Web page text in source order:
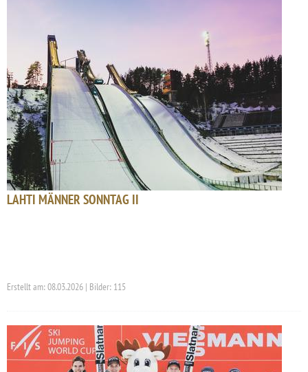
LAHTI MÄNNER SONNTAG II
Erstellt am: 08.03.2026 | Bilder: 115